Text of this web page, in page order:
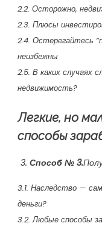
2.2. Осторожно,
2.3. Плюсы
2.4. Остерегайтесь
неизбежны
2.5. В каких случаях
недвижимость?
Легкие, но
способы
Способ № 3.
3.1. Наследство —
деньги?
3.2. Любые способы